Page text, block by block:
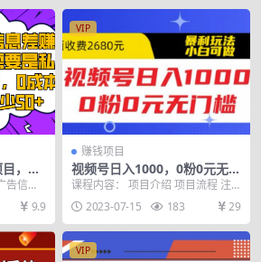
，只
成本
告信息
简单易
9.9
VIP
赚钱项目
视频号日入1000，0粉0元无门
槛，暴利玩法，小白可做，拆
解教程
课程内容： 项目介绍 项目流程 注
意重点及变现
2023-07-15 183 29
VIP